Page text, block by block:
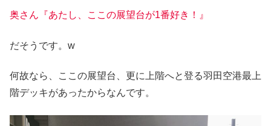
奥さん『あたし、ここの展望台が1番好き！』
だそうです。w
何故なら、ここの展望台、更に上階へと登る羽田空港最上
階デッキがあったからなんです。